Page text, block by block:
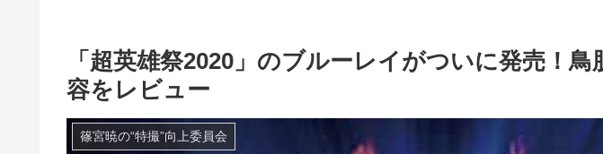
「超英雄祭2020」のブルーレイがついに発売！
容をレビュー
篠宮暁の“特撮”向上委員会